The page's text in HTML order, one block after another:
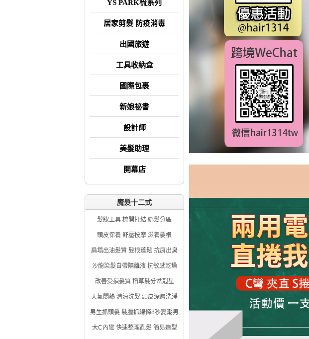
YS PARK梳系列
居家剪髮 防疫消毒
出國旅遊
工具收納盒
國際包裹
新娘祕書
設計師
美髮助理
開幕店
魔髮十二式
髮妝工具 梳開打結 綁髮分區
頭皮保養 舒壓按摩 滋養髮根
扁塌出油髮質 髮根蓬鬆 抗屑出臭
沙龍染髮自帶隔離液 抗敏感乾燥
改善受損髮質 稻草髮分岔剋星
天氣悶熱 清涼洗髮 頭皮深層洗淨
男生抓頭髮 髮臘抓線條8秒變潮男
大C內彎 快速整理亂髮 簡易造型